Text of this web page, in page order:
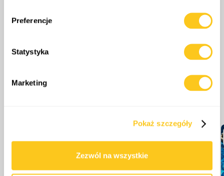
(fingerprinting, czyli wirtualny odcisk palca)
dane są przetwarzane oraz ustaw własne preferencje w
sekcji szczegółów
. W Deklaracji plików cookie możesz
Wykorzystujemy pliki cookie do spersonalizowania treści
korzystasz z naszej witryny, udostępniamy partnerom
otrzymanymi od Ciebie lub uzyskanymi podczas
korzystania z ich usług.
Preferencje
Statystyka
Marketing
Pokaż szczegóły
Zezwól na wszystkie